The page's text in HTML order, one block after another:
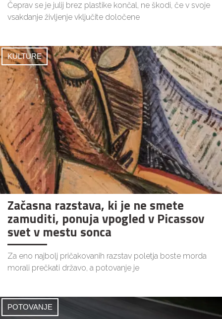
Čeprav se je julij brez plastike končal, ne škodi, če v svoje
vsakdanje življenje vključite določene
KULTURE
Začasna razstava, ki je ne smete
zamuditi, ponuja vpogled v Picassov
svet v mestu sonca
Za eno najbolj pričakovanih razstav poletja boste morda
morali prečkati državo, a potovanje je
POTOVANJE